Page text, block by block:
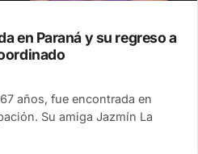
en Paraná y su regreso a
años, fue encontrada en
Su amiga Jazmín La